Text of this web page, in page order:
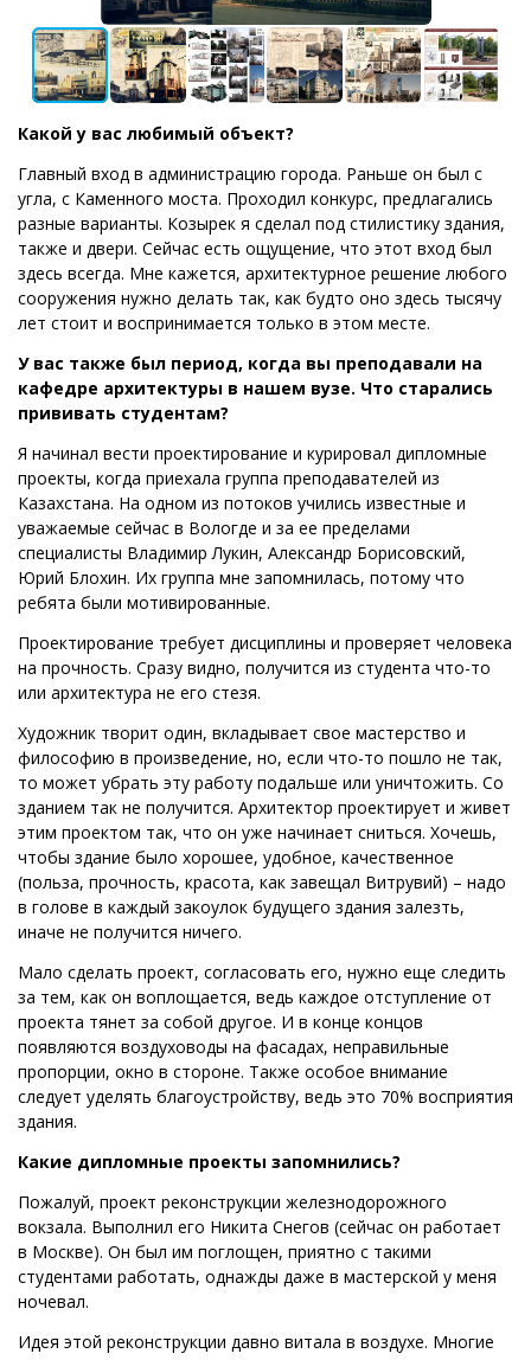
Какой у вас любимый объект?
Главный вход в администрацию города. Раньше он был с
угла, с Каменного моста. Проходил конкурс, предлагались
разные варианты. Козырек я сделал под стилистику здания,
также и двери. Сейчас есть ощущение, что этот вход был
здесь всегда. Мне кажется, архитектурное решение любого
сооружения нужно делать так, как будто оно здесь тысячу
лет стоит и воспринимается только в этом месте.
У вас также был период, когда вы преподавали на
кафедре архитектуры в нашем вузе. Что старались
прививать студентам?
Я начинал вести проектирование и курировал дипломные
проекты, когда приехала группа преподавателей из
Казахстана. На одном из потоков учились известные и
уважаемые сейчас в Вологде и за ее пределами
специалисты Владимир Лукин, Александр Борисовский,
Юрий Блохин. Их группа мне запомнилась, потому что
ребята были мотивированные.
Проектирование требует дисциплины и проверяет человека
на прочность. Сразу видно, получится из студента что-то
или архитектура не его стезя.
Художник творит один, вкладывает свое мастерство и
философию в произведение, но, если что-то пошло не так,
то может убрать эту работу подальше или уничтожить. Со
зданием так не получится. Архитектор проектирует и живет
этим проектом так, что он уже начинает сниться. Хочешь,
чтобы здание было хорошее, удобное, качественное
(польза, прочность, красота, как завещал Витрувий) – надо
в голове в каждый закоулок будущего здания залезть,
иначе не получится ничего.
Мало сделать проект, согласовать его, нужно еще следить
за тем, как он воплощается, ведь каждое отступление от
проекта тянет за собой другое. И в конце концов
появляются воздуховоды на фасадах, неправильные
пропорции, окно в стороне. Также особое внимание
следует уделять благоустройству, ведь это 70% восприятия
здания.
Какие дипломные проекты запомнились?
Пожалуй, проект реконструкции железнодорожного
вокзала. Выполнил его Никита Снегов (сейчас он работает
в Москве). Он был им поглощен, приятно с такими
студентами работать, однажды даже в мастерской у меня
ночевал.
Идея этой реконструкции давно витала в воздухе. Многие